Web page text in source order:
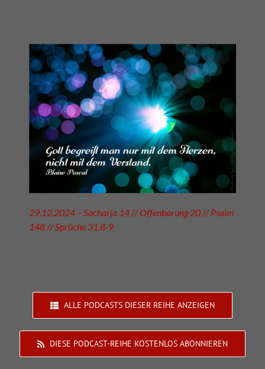
29.12.2024 – Sacharja 14 // Offenbarung 20 // Psalm
148 // Sprüche 31,8-9
ALLE PODCASTS DIESER REIHE ANZEIGEN
DIESE PODCAST-REIHE KOSTENLOS ABONNIEREN